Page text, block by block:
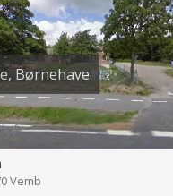
Børnehave
Vemb